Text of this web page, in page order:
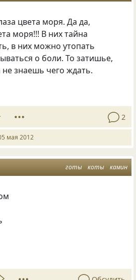
цвета моря. Да да,
моря!!! В них тайна
в них можно утопать
о боли. То затишье,
знаешь чего ждать.
2
мая 2012
готы коты камин